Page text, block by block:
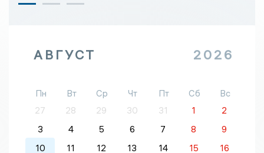
АВГУСТ 2026
Пн Вт Ср Чт Пт Сб
Вс
27
28 29 30 31 1
2
3
4 5 6 7 8
9
10
11 12 13 14 15
16